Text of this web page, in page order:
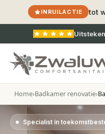
INRUILACTIE tot
Home›Badkamer renovatie›
Specialist in